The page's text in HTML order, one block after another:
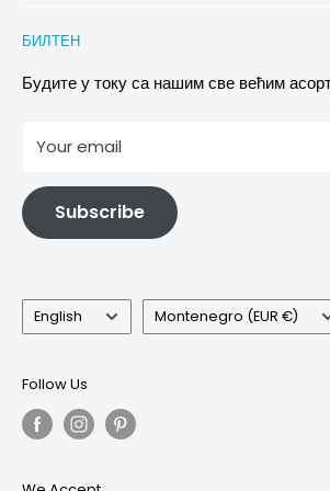
Images & references
Политика отказивања
Услови
Информације о електричној и
БИЛТЕН
Будите у току са нашим све већим
Your email
Subscribe
Language
English Country/region
Montenegro (EUR €)
Follow Us